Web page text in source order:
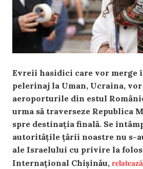
Evreii hasidici care vor merge
pelerinaj la Uman, Ucraina,
aeroporturile din estul
urma să traverseze Republica
spre destinația finală. Se
autoritățile țării noastre nu s-
ale Israelului cu privire la
Internațional Chișinău, relatează